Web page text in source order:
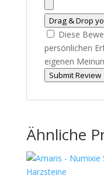
Drag & Drop
Diese
persönlichen
eigenen
Submit Review
Ähnliche